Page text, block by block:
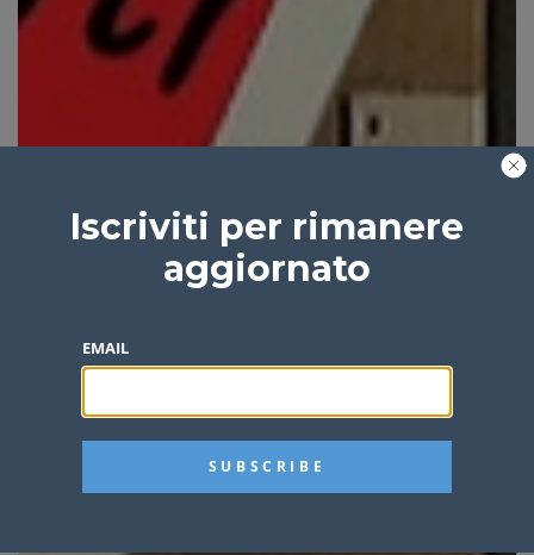
Iscriviti per rimanere
aggiornato
EMAIL